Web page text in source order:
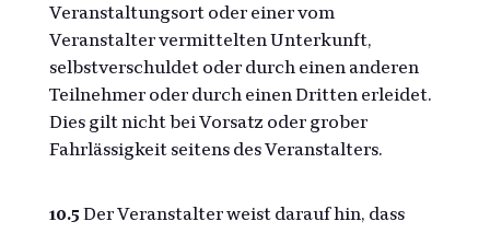
Veranstaltungsort oder einer vom
Veranstalter vermittelten Unterkunft,
selbstverschuldet oder durch einen anderen
Teilnehmer oder durch einen Dritten erleidet.
Dies gilt nicht bei Vorsatz oder grober
Fahrlässigkeit seitens des Veranstalters.
10.5 Der Veranstalter weist darauf hin, dass